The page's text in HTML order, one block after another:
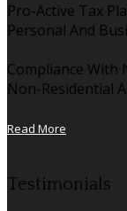
Pro-Active Tax
Personal And
Compliance With
Non-Residential
Read More
Testimonials